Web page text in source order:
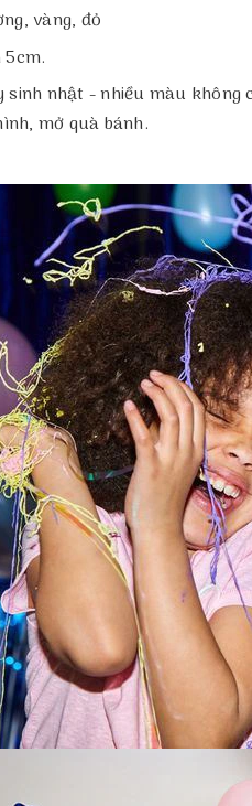
vàng, đỏ
sinh nhật - nhiều màu
mở quà bánh.